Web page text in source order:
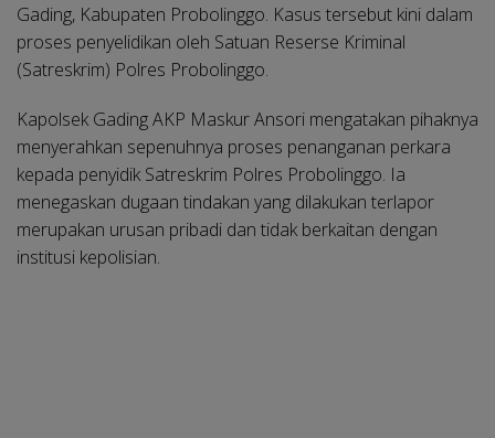
Gading, Kabupaten Probolinggo. Kasus tersebut kini dalam
proses penyelidikan oleh Satuan Reserse Kriminal
(Satreskrim) Polres Probolinggo.
Kapolsek Gading AKP Maskur Ansori mengatakan pihaknya
menyerahkan sepenuhnya proses penanganan perkara
kepada penyidik Satreskrim Polres Probolinggo. Ia
menegaskan dugaan tindakan yang dilakukan terlapor
merupakan urusan pribadi dan tidak berkaitan dengan
institusi kepolisian.